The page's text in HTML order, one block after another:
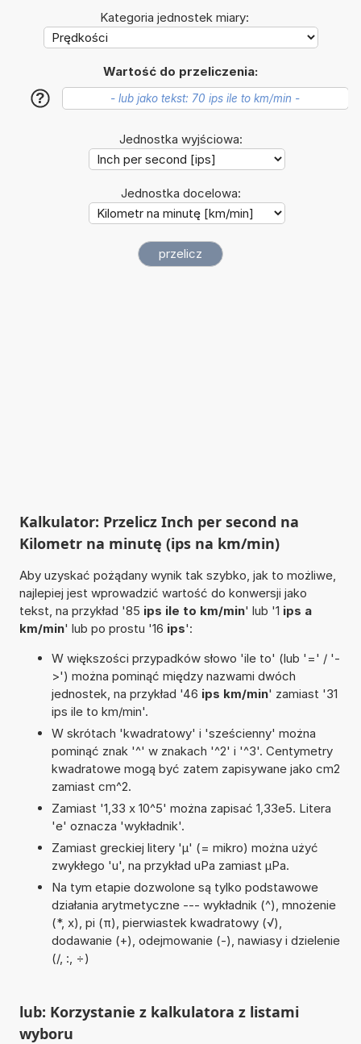
Kategoria jednostek miary:
Wartość do przeliczenia:
?
Jednostka wyjściowa:
Jednostka docelowa:
Kalkulator: Przelicz Inch per second na
Kilometr na minutę (ips na km/min)
Aby uzyskać pożądany wynik tak szybko, jak to możliwe,
najlepiej jest wprowadzić wartość do konwersji jako
tekst, na przykład '85 ips ile to km/min' lub '1 ips a
km/min' lub po prostu '16 ips':
W większości przypadków słowo 'ile to' (lub '=' / '-
>') można pominąć między nazwami dwóch
jednostek, na przykład '46 ips km/min' zamiast '31
ips ile to km/min'.
W skrótach 'kwadratowy' i 'sześcienny' można
pominąć znak '^' w znakach '^2' i '^3'. Centymetry
kwadratowe mogą być zatem zapisywane jako cm2
zamiast cm^2.
Zamiast '1,33 x 10^5' można zapisać 1,33e5. Litera
'e' oznacza 'wykładnik'.
Zamiast greckiej litery 'µ' (= mikro) można użyć
zwykłego 'u', na przykład uPa zamiast µPa.
Na tym etapie dozwolone są tylko podstawowe
działania arytmetyczne --- wykładnik (^), mnożenie
(*, x), pi (π), pierwiastek kwadratowy (√),
dodawanie (+), odejmowanie (-), nawiasy i dzielenie
(/, :, ÷)
lub: Korzystanie z kalkulatora z listami
wyboru